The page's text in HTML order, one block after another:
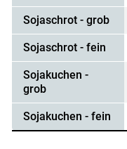
Sojaschrot - grob
Sojaschrot - fein
Sojakuchen -
grob
Sojakuchen - fein